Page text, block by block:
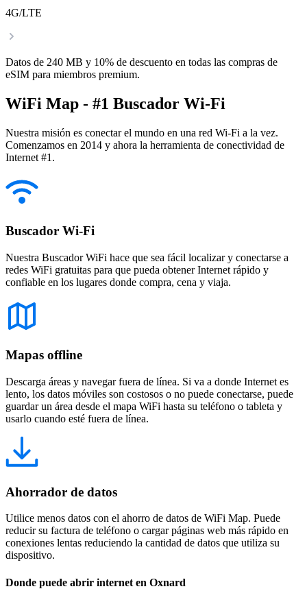
4G/LTE
Datos de 240 MB y 10% de descuento en todas las compras de
eSIM para miembros premium.
WiFi Map - #1 Buscador Wi-Fi
Nuestra misión es conectar el mundo en una red Wi-Fi a la vez.
Comenzamos en 2014 y ahora la herramienta de conectividad de
Internet #1.
Buscador Wi-Fi
Nuestra Buscador WiFi hace que sea fácil localizar y conectarse a
redes WiFi gratuitas para que pueda obtener Internet rápido y
confiable en los lugares donde compra, cena y viaja.
Mapas offline
Descarga áreas y navegar fuera de línea. Si va a donde Internet es
lento, los datos móviles son costosos o no puede conectarse, puede
guardar un área desde el mapa WiFi hasta su teléfono o tableta y
usarlo cuando esté fuera de línea.
Ahorrador de datos
Utilice menos datos con el ahorro de datos de WiFi Map. Puede
reducir su factura de teléfono o cargar páginas web más rápido en
conexiones lentas reduciendo la cantidad de datos que utiliza su
dispositivo.
Donde puede abrir internet en Oxnard